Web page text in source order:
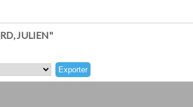
JULIEN"